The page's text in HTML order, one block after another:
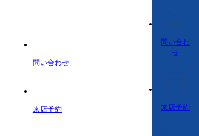
問い合わせ
来店予約
問い合わ
せ
来店予約